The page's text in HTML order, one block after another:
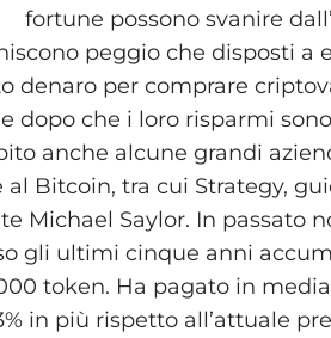
fortune possono svanire
peggio che disposti a
denaro per comprare
dopo che i loro risparmi
anche alcune grandi
Bitcoin, tra cui Strategy,
Michael Saylor. In passato
gli ultimi cinque anni
token. Ha pagato in
in più rispetto all’attuale